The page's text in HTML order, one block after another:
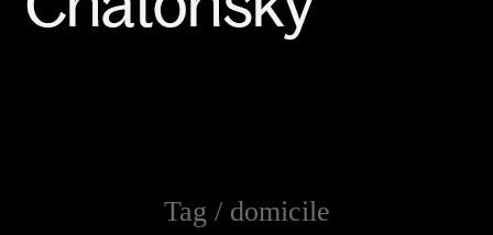
Tag / domicile